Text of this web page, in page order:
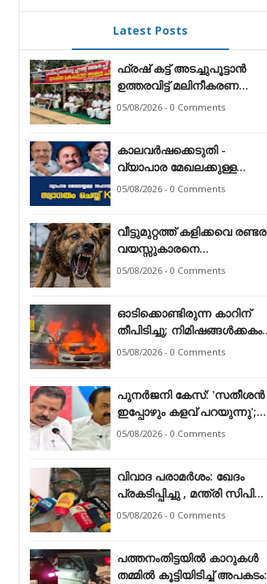
Latest Posts
ഫ്രഷ് കട്ട് അടച്ചുപൂട്ടാന്‍
ഉത്തരവിട്ട് മലിനീകരണ
നിയന്ത്രണ ബോര്‍ഡ്
05/08/2026 - 0 Comments
കാലവർഷക്കെടുതി -
വ്യാപാര മേഖലക്കുള്ള
സഹായത്തെ സ്വാഗതം
അസോസിയേഷൻ
05/08/2026 - 0 Comments
വീട്ടുമുറ്റത്ത് കളിക്കവെ രണ്ടര
വയസ്സുകാരനെ
തെരുവുനായ ആക്രമിച്ചു
05/08/2026 - 0 Comments
ഓടിക്കൊണ്ടിരുന്ന കാറിന്
തീപിടിച്ചു; നിമിഷങ്ങൾക്കകം
പൂർണമായി കത്തിനശിച്ചു
05/08/2026 - 0 Comments
പുനർജനി കേസ്: 'സതീശൻ
ഇപ്പോഴും കളവ് പറയുന്നു';
മുഖ്യമന്ത്രിക്കെതിരെ
05/08/2026 - 0 Comments
വിവാദ പരാമർശം: ഖേദം
പ്രകടിപ്പിച്ചു , മന്ത്രി സിപി
ജോൺ
05/08/2026 - 0 Comments
പത്തനംതിട്ടയിൽ കാറുകൾ
തമ്മിൽ കൂട്ടിയിടിച്ച് അപകടം: